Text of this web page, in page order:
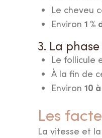
Le cheveu
Environ 1 %
3. La
Le follicule
À la fin de
Environ 10
Les
La vitesse et